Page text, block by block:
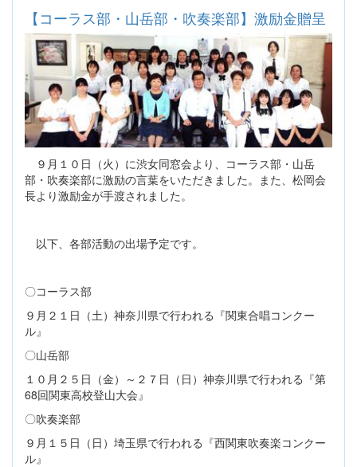
【コーラス部・山岳部・吹奏楽部】激励金贈呈
９月１０日（火）に渋女同窓会より、コーラス部・山岳
部・吹奏楽部に激励の言葉をいただきました。また、松岡会
長より激励金が手渡されました。
以下、各部活動の出場予定です。
〇コーラス部
９月２１日（土）神奈川県で行われる『関東合唱コンクー
ル』
〇山岳部
１０月２５日（金）～２７日（日）神奈川県で行われる『第
68回関東高校登山大会』
〇吹奏楽部
９月１５日（日）埼玉県で行われる『西関東吹奏楽コンクー
ル』